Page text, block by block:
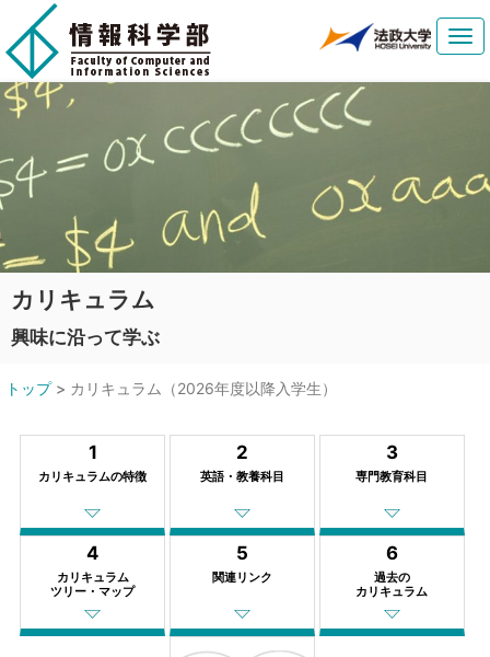
カリキュラム
興味に沿って学ぶ
トップ> カリキュラム（2026年度以降入学生）
1
カリキュラムの特徴
2
英語・教養科目
3
専門教育科目
4
カリキュラム
ツリー・マップ
5
関連リンク
6
過去の
カリキュラム